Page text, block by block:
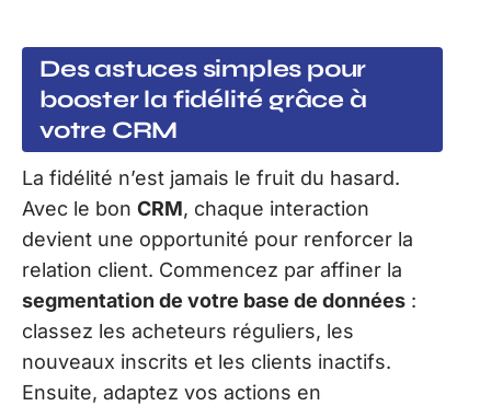
Des astuces simples pour
booster la fidélité grâce à
votre CRM
La fidélité n’est jamais le fruit du hasard.
Avec le bon CRM, chaque interaction
devient une opportunité pour renforcer la
relation client. Commencez par affiner la
segmentation de votre base de données :
classez les acheteurs réguliers, les
nouveaux inscrits et les clients inactifs.
Ensuite, adaptez vos actions en